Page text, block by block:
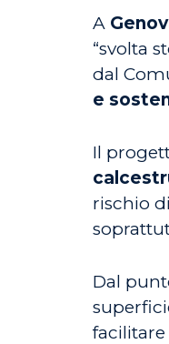
A
“svolta
dal
e
Il
rischio
Dal